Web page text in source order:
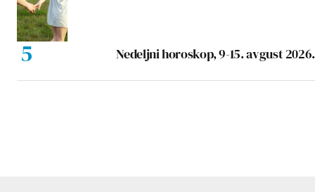
Nedeljni horoskop, 9-15. avgust 2026.